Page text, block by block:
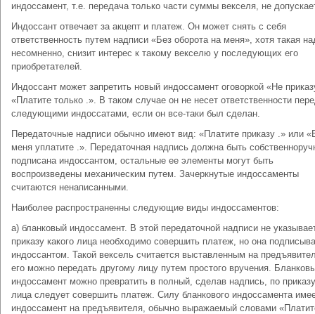
индоссамент, т.е. передача только части суммы векселя, не
Индоссант отвечает за акцепт и платеж. Он может снять с себя
ответственность путем надписи «Без оборота на меня», хотя такая
несомненно, снизит интерес к такому векселю у последующих его
приобретателей.
Индоссант может запретить новый индоссамент оговоркой «Не
«Платите только .». В таком случае он не несет ответственности
следующими индоссатами, если он все-таки был сделан.
Передаточные надписи обычно имеют вид: «Платите приказу .» или
меня уплатите .». Передаточная надпись должна быть
подписана индоссантом, остальные ее элементы могут быть
воспроизведены механическим путем. Зачеркнутые индоссаменты
считаются ненаписанными.
Наиболее распространенны следующие виды индоссаментов:
а) бланковый индоссамент. В этой передаточной надписи не
приказу какого лица необходимо совершить платеж, но она
индоссантом. Такой вексель считается выставленным на
его можно передать другому лицу путем простого вручения.
индоссамент можно превратить в полный, сделав надпись, по приказу
лица следует совершить платеж. Силу бланкового индоссамента
индоссамент на предъявителя, обычно выражаемый словами